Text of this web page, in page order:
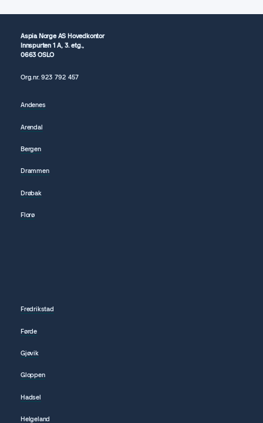
Aspia Norge AS Hovedkontor
Innspurten 1 A, 3. etg.,
0663 OSLO
Org.nr.923 792457
Andenes
Arendal
Bergen
Drammen
Drøbak
Florø
Fredrikstad
Førde
Gjøvik
Gloppen
Hadsel
Helgeland